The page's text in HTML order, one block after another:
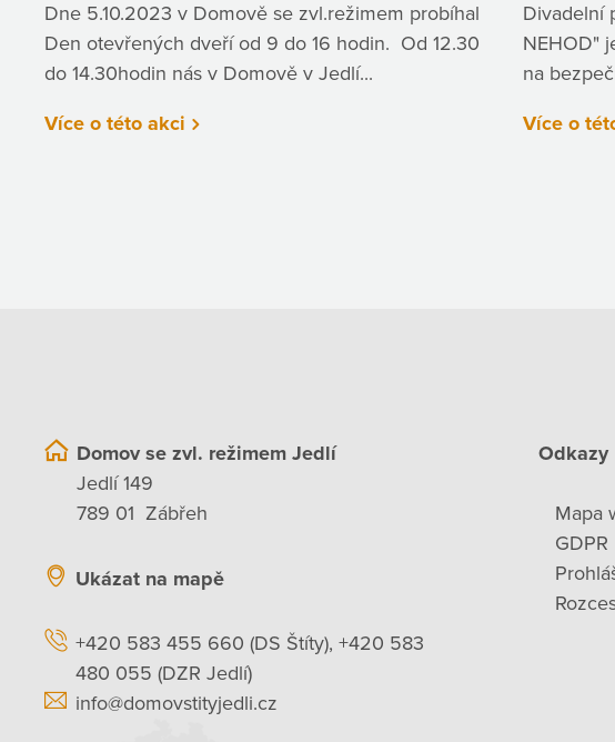
Dne 5.10.2023 v Domově se zvl.režimem probíhal
Den otevřených dveří od 9 do 16 hodin. Od 12.30
do 14.30hodin nás v Domově v Jedlí...
Více o této akci
Divadelní
NEHOD"
na
Více o
Domov se zvl. režimem Jedlí
Jedlí 149
789 01 Zábřeh
Ukázat na mapě
+420 583 455 660 (DS Štíty), +420 583
480 055 (DZR Jedlí)
info@domovstityjedli.cz
Odkazy
Mapa
GDPR